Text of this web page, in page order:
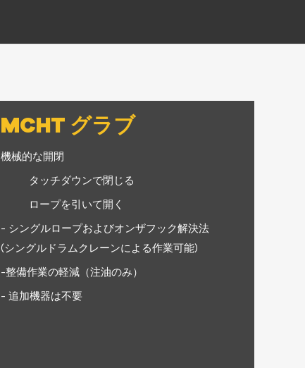
MCHT グラブ
機械的な開閉
タッチダウンで閉じる
ロープを引いて開く
- シングルロープおよびオンザフック解決法
(シングルドラムクレーンによる作業可能)
-整備作業の軽減（注油のみ）
- 追加機器は不要